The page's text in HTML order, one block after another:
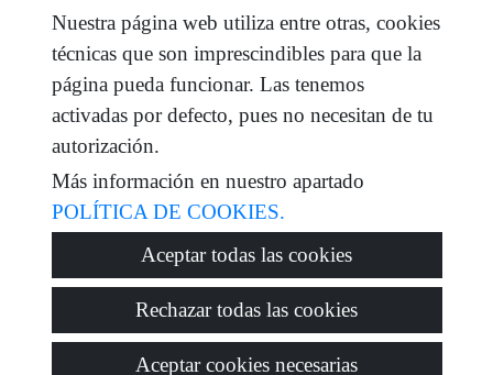
Captcha
Enviar
Tadeo Homes·Política de privacidad
Nuestra página web utiliza entre otras, cookies
técnicas que son imprescindibles para que la
página pueda funcionar. Las tenemos
activadas por defecto, pues no necesitan de tu
autorización.
Más información en nuestro apartado
POLÍTICA DE COOKIES.
Aceptar todas las cookies
Rechazar todas las cookies
Aceptar cookies necesarias